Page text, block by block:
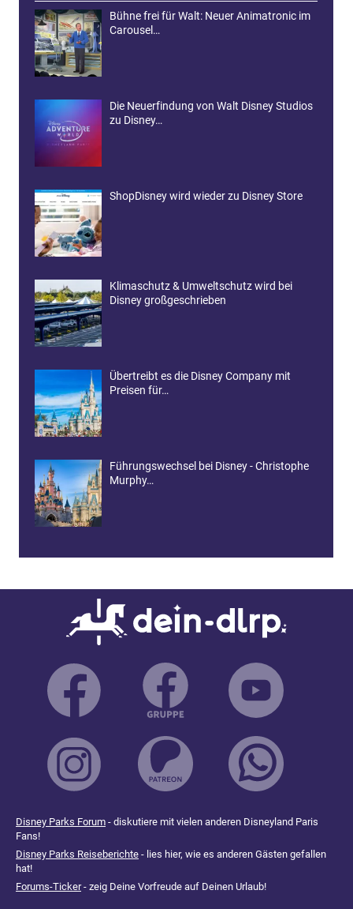
Bühne frei für Walt: Neuer Animatronic im
Carousel…
Die Neuerfindung von Walt Disney Studios
zu Disney…
ShopDisney wird wieder zu Disney Store
Klimaschutz & Umweltschutz wird bei
Disney großgeschrieben
Übertreibt es die Disney Company mit
Preisen für…
Führungswechsel bei Disney - Christophe
Murphy…
Disney Parks Forum - diskutiere mit vielen anderen Disneyland Paris
Fans!
Disney Parks Reiseberichte - lies hier, wie es anderen Gästen gefallen
hat!
Forums-Ticker- zeig Deine Vorfreude auf Deinen Urlaub!